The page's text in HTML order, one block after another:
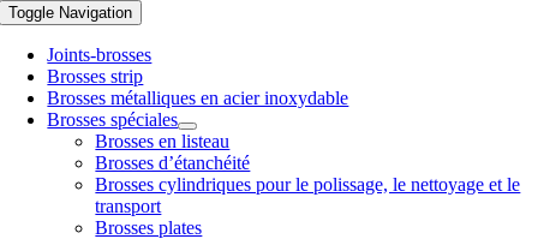
Toggle Navigation
Joints-brosses
Brosses strip
Brosses métalliques en acier inoxydable
Brosses spéciales
Brosses en listeau
Brosses d’étanchéité
Brosses cylindriques pour le polissage, le nettoyage et le
transport
Brosses plates